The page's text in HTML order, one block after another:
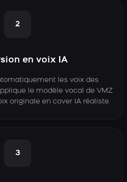
2
en voix IA
les voix des
le modèle vocal de VMZ
originale en cover IA réaliste.
3